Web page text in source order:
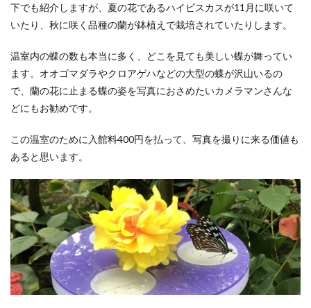
下でも紹介しますが、夏の花であるハイビスカスが11月に咲いて
いたり、秋に咲く品種の蘭が鉢植えで栽培されていたりします。
温室内の蝶の数も本当に多く、どこを見ても美しい蝶が舞ってい
ます。オオゴマダラやクロアゲハなどの大型の蝶が沢山いるの
で、蘭の花に止まる蝶の姿を写真におさめたいカメラマンさんな
どにもお勧めです。
この温室のために入館料400円を払って、写真を撮りに来る価値も
あると思います。